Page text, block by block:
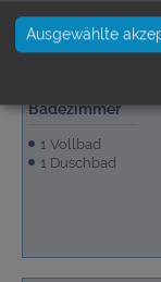
Badezimmer
1 Vollbad
1 Duschbad
Ausgewählte